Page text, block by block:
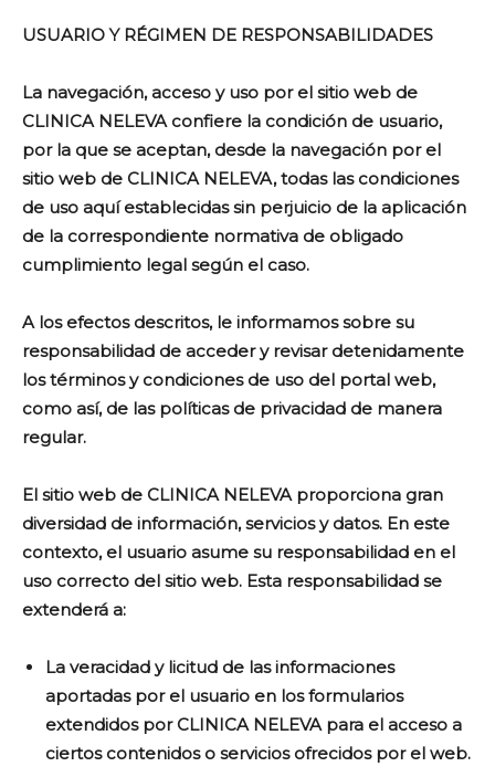
USUARIO Y RÉGIMEN DE RESPONSABILIDADES
La navegación, acceso y uso por el sitio web de
CLINICA NELEVA confiere la condición de usuario,
por la que se aceptan, desde la navegación por el
sitio web de CLINICA NELEVA, todas las condiciones
de uso aquí establecidas sin perjuicio de la aplicación
de la correspondiente normativa de obligado
cumplimiento legal según el caso.
A los efectos descritos, le informamos sobre su
responsabilidad de acceder y revisar detenidamente
los términos y condiciones de uso del portal web,
como así, de las políticas de privacidad de manera
regular.
El sitio web de CLINICA NELEVA proporciona gran
diversidad de información, servicios y datos. En este
contexto, el usuario asume su responsabilidad en el
uso correcto del sitio web. Esta responsabilidad se
extenderá a:
La veracidad y licitud de las informaciones
aportadas por el usuario en los formularios
extendidos por CLINICA NELEVA para el acceso a
ciertos contenidos o servicios ofrecidos por el web.